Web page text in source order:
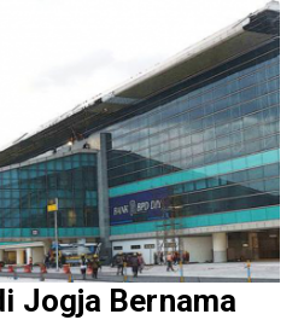
Jogja Bernama